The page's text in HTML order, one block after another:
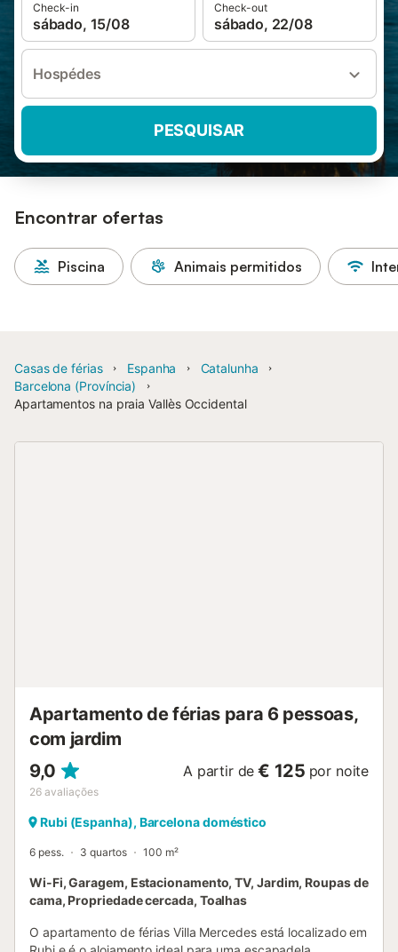
Check-in
sábado, 15/08
Check-out
sábado, 22/08
Hospédes
PESQUISAR
Encontrar ofertas
Piscina Animais permitidos
Casas de férias Espanha
Catalunha
Barcelona (Província)
Apartamentos na praia Vallès Occidental
Apartamento de férias para 6 pessoas,
com jardim
9,0
26 avaliações
A partir de € 125 por noite
Rubi (Espanha), Barcelona doméstico
6 pess. 3 quartos 100 m²
Wi-Fi, Garagem, Estacionamento, TV, Jardim, Roupas de
cama, Propriedade cercada, Toalhas
O apartamento de férias Villa Mercedes está localizado em